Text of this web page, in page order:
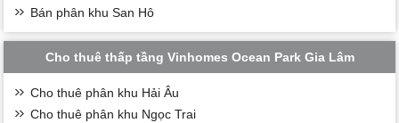
Bán phân khu San Hô
Cho thuê thấp tầng Vinhomes Ocean Park Gia Lâm
Cho thuê phân khu Hải Âu
Cho thuê phân khu Ngọc Trai